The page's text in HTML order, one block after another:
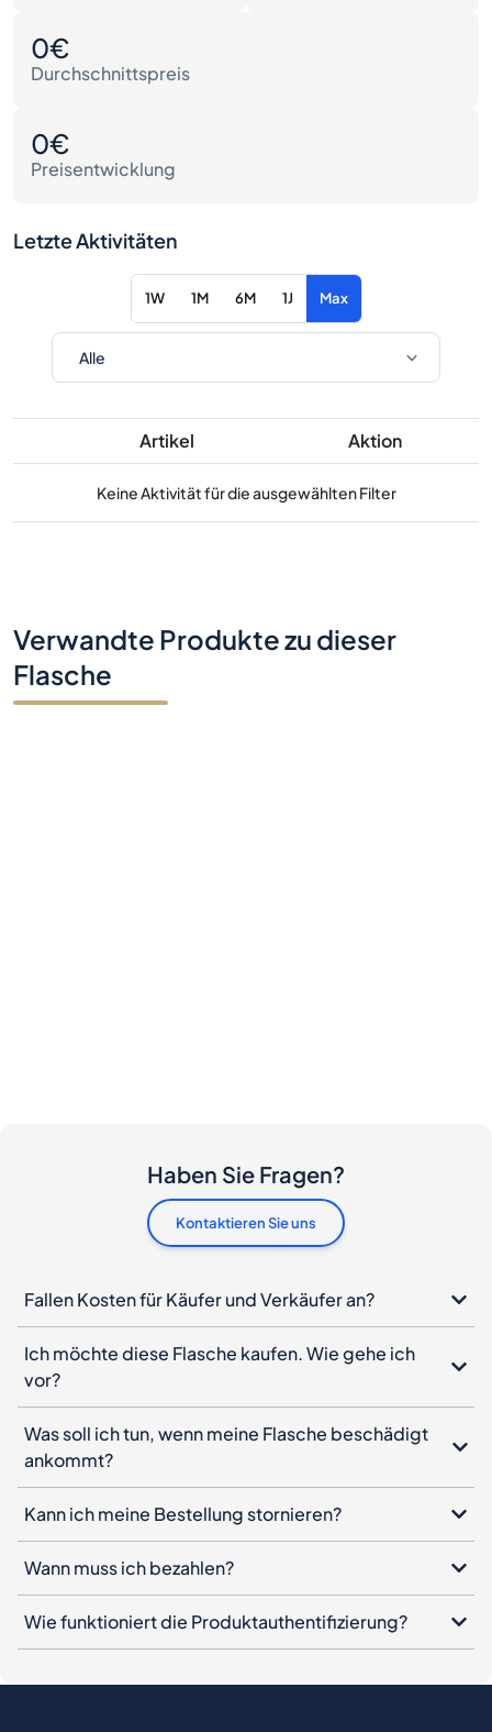
0€
Durchschnittspreis
0€
Preisentwicklung
Letzte Aktivitäten
1W 1M 6M 1J Max
Artikel Aktion
Keine Aktivität für die ausgewählten Filter
Verwandte Produkte zu dieser
Flasche
Haben Sie Fragen?
Kontaktieren Sie uns
Fallen Kosten für Käufer und Verkäufer an?
Ich möchte diese Flasche kaufen. Wie gehe ich
vor?
Was soll ich tun, wenn meine Flasche beschädigt
ankommt?
Kann ich meine Bestellung stornieren?
Wann muss ich bezahlen?
Wie funktioniert die Produktauthentifizierung?